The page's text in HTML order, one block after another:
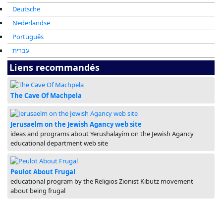
Deutsche
Nederlandse
Português
עברית
Liens recommandés
The Cave Of Machpela
Jerusaelm on the Jewish Agancy web site
ideas and programs about Yerushalayim on the Jewish Agancy
educational department web site
Peulot About Frugal
educational program by the Religios Zionist Kibutz movement
about being frugal